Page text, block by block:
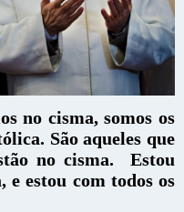
no cisma, somos os
São aqueles que
no cisma. Estou
e estou com todos os